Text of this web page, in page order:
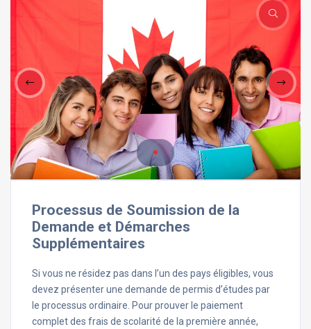
Processus de Soumission de la
Demande et Démarches
Supplémentaires
Si vous ne résidez pas dans l’un des pays éligibles, vous
devez présenter une demande de permis d’études par
le processus ordinaire. Pour prouver le paiement
complet des frais de scolarité de la première année,